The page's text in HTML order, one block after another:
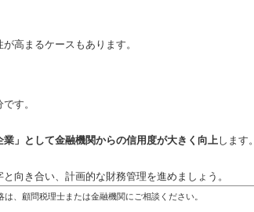
高まるケースもあります。
す。
」として金融機関からの信用度が大きく向上 します。
向き合い、計画的な財務管理を進めましょう。
、顧問税理士または金融機関にご相談ください。